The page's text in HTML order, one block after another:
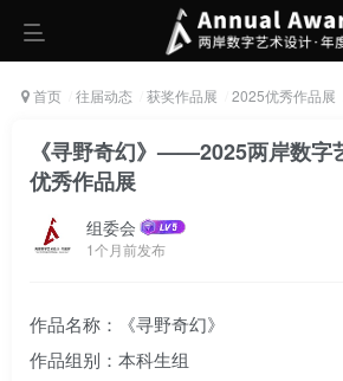
首页 往届动态 获奖作品展 2025优秀作品展
《寻野奇幻》——2025两岸数字
优秀作品展
组委会
1个月前发布
作品名称：《寻野奇幻》
作品组别：本科生组